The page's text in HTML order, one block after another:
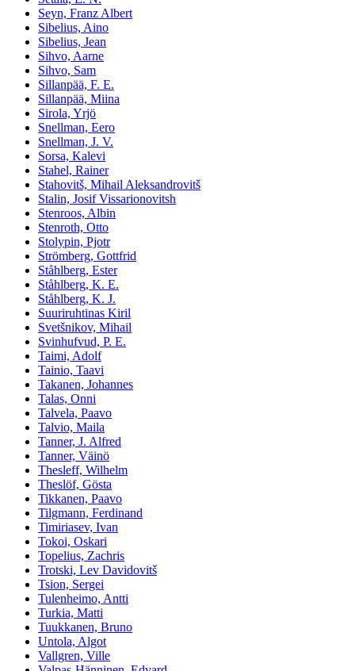
Seyn, Franz Albert
Sibelius, Aino
Sibelius, Jean
Sihvo, Aarne
Sihvo, Sam
Sillanpää, F. E.
Sillanpää, Miina
Sirola, Yrjö
Snellman, Eero
Snellman, J. V.
Sorsa, Kalevi
Stahel, Rainer
Stahovitš, Mihail Aleksandrovitš
Stalin, Josif Vissarionovitsh
Stenroos, Albin
Stenroth, Otto
Stolypin, Pjotr
Strömberg, Gottfrid
Ståhlberg, Ester
Ståhlberg, K. E.
Ståhlberg, K. J.
Suuriruhtinas Kiril
Svetšnikov, Mihail
Svinhufvud, P. E.
Taimi, Adolf
Tainio, Taavi
Takanen, Johannes
Talas, Onni
Talvela, Paavo
Talvio, Maila
Tanner, J. Alfred
Tanner, Väinö
Thesleff, Wilhelm
Theslöf, Gösta
Tikkanen, Paavo
Tilgmann, Ferdinand
Timiriasev, Ivan
Tokoi, Oskari
Topelius, Zachris
Trotski, Lev Davidovitš
Tsion, Sergei
Tulenheimo, Antti
Turkia, Matti
Tuukkanen, Bruno
Untola, Algot
Vallgren, Ville